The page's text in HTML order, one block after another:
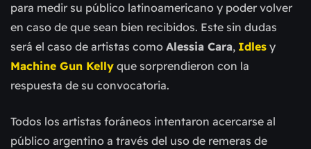
para medir su público latinoamericano y poder volver
en caso de que sean bien recibidos. Este sin dudas
será el caso de artistas como Alessia Cara, Idles y
Machine Gun Kelly que sorprendieron con la
respuesta de su convocatoria.
Todos los artistas foráneos intentaron acercarse al
público argentino a través del uso de remeras de